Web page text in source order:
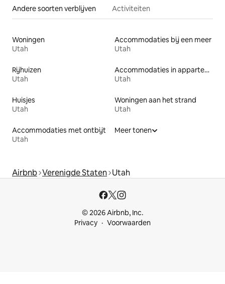
Andere soorten verblijven Activiteiten
Woningen
Utah
Accommodaties bij een meer
Utah
Rijhuizen
Utah
Accommodaties in appartementen met diensten
Utah
Huisjes
Utah
Woningen aan het strand
Utah
Accommodaties met ontbijt
Utah
Meer tonen
Airbnb Verenigde Staten Utah
© 2026 Airbnb, Inc.
Privacy
Voorwaarden